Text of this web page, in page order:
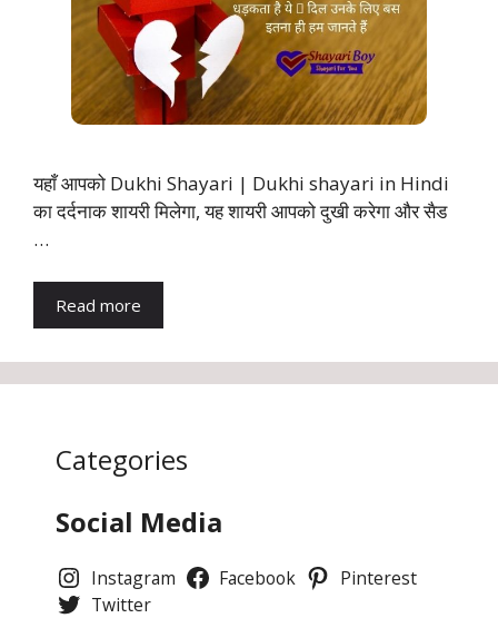
यहाँ आपको Dukhi Shayari | Dukhi shayari in Hindi
का दर्दनाक शायरी मिलेगा, यह शायरी आपको दुखी करेगा और सैड
…
Read more
Categories
Social Media
Instagram Facebook
Pinterest
Twitter